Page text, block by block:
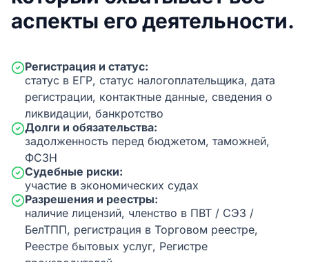
аспекты его деятельности.
Регистрация и статус:
статус в ЕГР, статус налогоплательщика, дата
регистрации, контактные данные, сведения о
ликвидации, банкротство
Долги и обязательства:
задолженность перед бюджетом, таможней,
ФСЗН
Судебные риски:
участие в экономических судах
Разрешения и реестры:
наличие лицензий, членство в ПВТ / СЭЗ /
БелТПП, регистрация в Торговом реестре,
Реестре бытовых услуг, Регистре